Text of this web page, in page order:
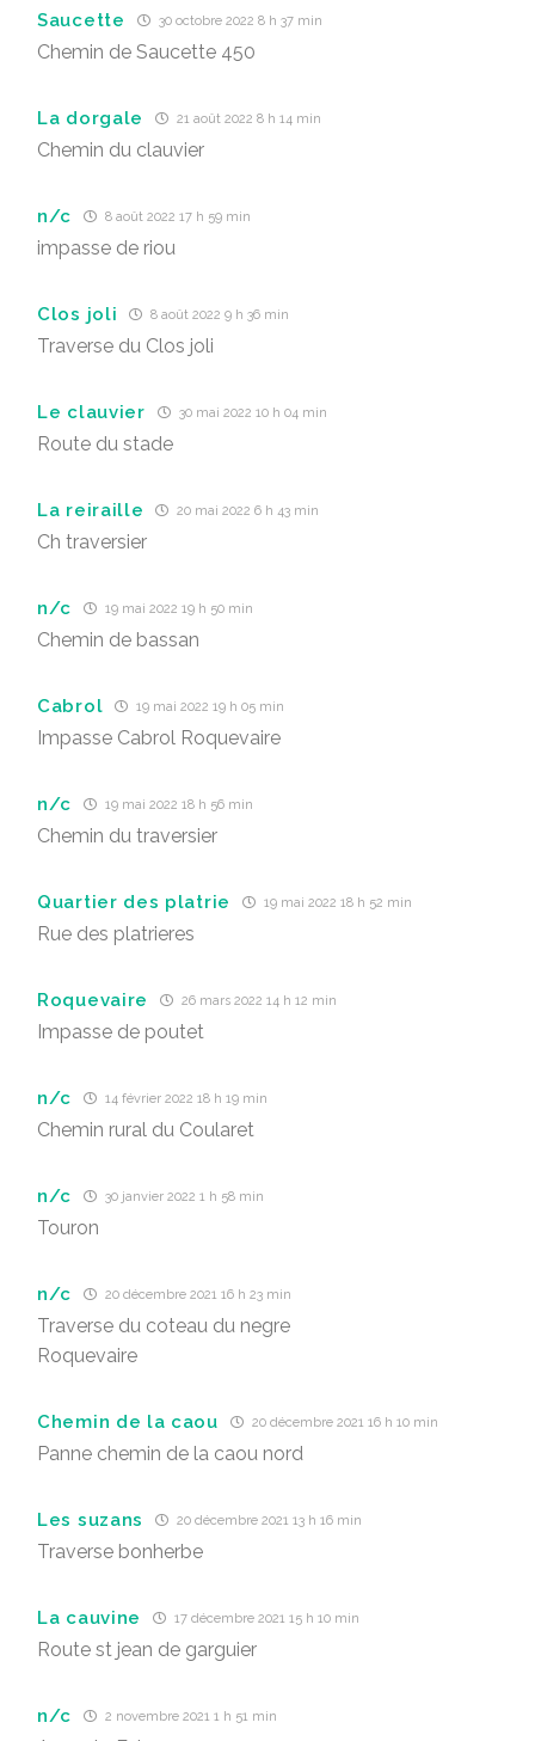
Saucette 30 octobre 2022 8 h 37 min
Chemin de Saucette 450
La dorgale 21 août 2022 8 h 14 min
Chemin du clauvier
n/c 8 août 2022 17 h 59 min
impasse de riou
Clos joli 8 août 2022 9 h 36 min
Traverse du Clos joli
Le clauvier 30 mai 2022 10 h 04 min
Route du stade
La reiraille 20 mai 2022 6 h 43 min
Ch traversier
n/c 19 mai 2022 19 h 50 min
Chemin de bassan
Cabrol 19 mai 2022 19 h 05 min
Impasse Cabrol Roquevaire
n/c 19 mai 2022 18 h 56 min
Chemin du traversier
Quartier des platrie 19 mai 2022 18 h 52 min
Rue des platrieres
Roquevaire 26 mars 2022 14 h 12 min
Impasse de poutet
n/c 14 février 2022 18 h 19 min
Chemin rural du Coularet
n/c 30 janvier 2022 1 h 58 min
Touron
n/c 20 décembre 2021 16 h 23 min
Traverse du coteau du negre
Roquevaire
Chemin de la caou 20 décembre 2021 16 h 10 min
Panne chemin de la caou nord
Les suzans 20 décembre 2021 13 h 16 min
Traverse bonherbe
La cauvine 17 décembre 2021 15 h 10 min
Route st jean de garguier
n/c 2 novembre 2021 1 h 51 min